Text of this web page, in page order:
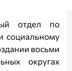
отдел по
социальному
восьми
округах